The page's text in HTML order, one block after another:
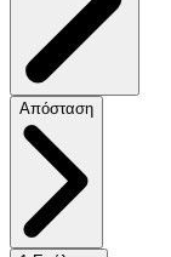
Απόσταση